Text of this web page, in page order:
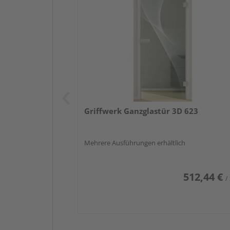
Griffwerk Ganzglastür 3D 623
Mehrere Ausführungen erhältlich
512,44 € /